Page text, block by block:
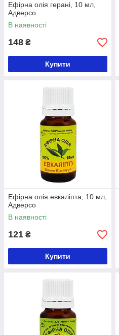
Ефірна олія герані, 10 мл,
Адверсо
В наявності
148 ₴
Купити
Ефірна олія евкаліпта, 10 мл,
Адверсо
В наявності
121 ₴
Купити